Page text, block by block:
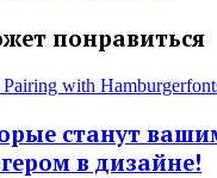
понравиться
станут
в дизайне!